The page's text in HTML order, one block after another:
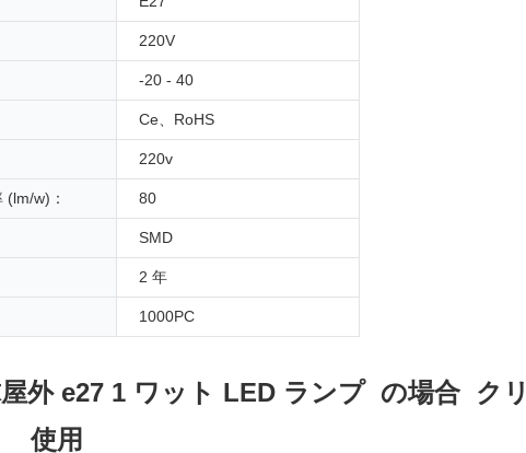
220V
-20 - 40
Ce、RoHS
220v
(lm/w)： 80
SMD
2 年
1000PC
外 e27 1 ワット LED ランプ の場合 ク
使用